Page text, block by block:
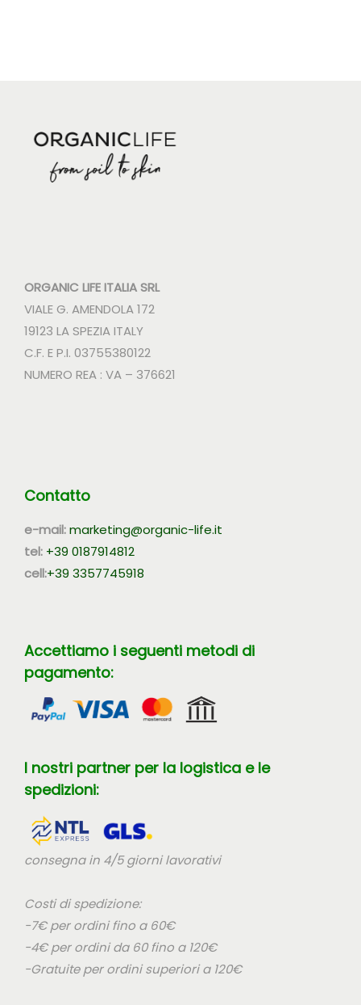
ORGANIC LIFE ITALIA SRL
VIALE G. AMENDOLA 172
19123 LA SPEZIA ITALY
C.F. E P.I. 03755380122
NUMERO REA : VA – 376621
Contatto
e-mail:marketing@organic-life.it
tel: +39 0187914812
cell:+39 3357745918
Accettiamo i seguenti metodi di
pagamento:
I nostri partner per la logistica e le
spedizioni:
consegna in 4/5 giorni lavorativi
Costi di spedizione:
-7€ per ordini fino a 60€
-4€ per ordini da 60 fino a 120€
-Gratuite per ordini superiori a 120€